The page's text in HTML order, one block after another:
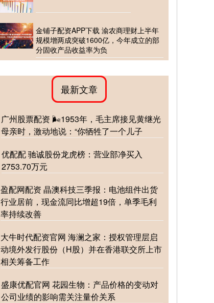
金铺子配资APP下载 渝农商理财上半年
规模增两成突破1600亿，今年成立的部
分固收产品收益率为负
最新文章
广州股票配资 🌬1953年，毛主席接见黄继光
母亲时，激动地说：“你牺牲了一个儿子
优配配 驰诚股份龙虎榜：营业部净买入
2753.70万元
盈配网配资 晶澳科技三季报：电池组件出货
行业居前，现金流同比增超19倍，单季毛利
率持续改善
大牛时代配资官网 海澜之家：授权管理层启
动境外发行股份（H股）并在香港联交所上市
相关筹备工作
盛康优配官网 花园生物：产品价格的变动对
公司业绩的影响需关注量价关系